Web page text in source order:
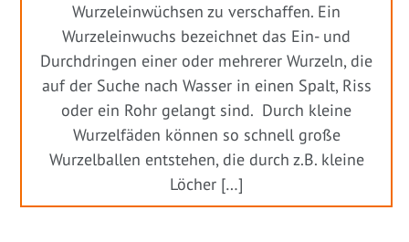
Wurzeleinwüchsen zu verschaffen. Ein
Wurzeleinwuchs bezeichnet das Ein- und
Durchdringen einer oder mehrerer Wurzeln, die
auf der Suche nach Wasser in einen Spalt, Riss
oder ein Rohr gelangt sind. Durch kleine
Wurzelfäden können so schnell große
Wurzelballen entstehen, die durch z.B. kleine
Löcher […]